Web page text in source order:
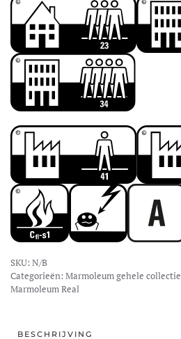
SKU: N/B
Categorieën: Marmoleum gehele collectie
Marmoleum Real
BESCHRIJVING